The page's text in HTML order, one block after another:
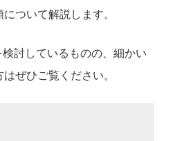
ついて解説します。
検討しているものの、細かい
ぜひご覧ください。